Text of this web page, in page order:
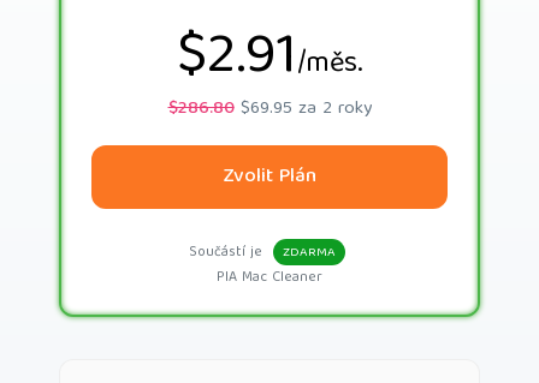
$2.91/měs.
$286.80$69.95 za 2 roky
Zvolit Plán
Součástí je ZDARMA
PIA Mac Cleaner